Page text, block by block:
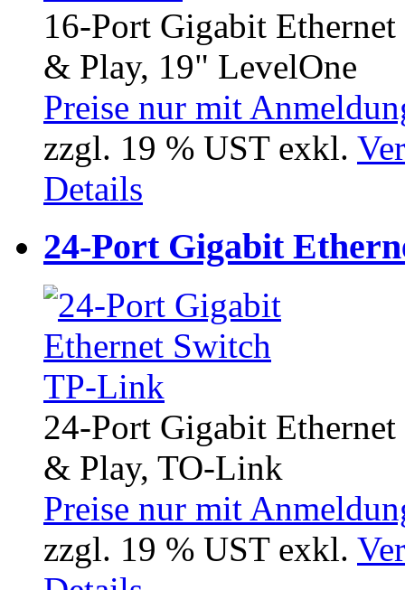
16-Port Gigabit
& Play, 19" LevelOne
Preise nur mit
zzgl. 19 % UST exkl.
Details
24-Port Gigabit
24-Port Gigabit
& Play, TO-Link
Preise nur mit
zzgl. 19 % UST exkl.